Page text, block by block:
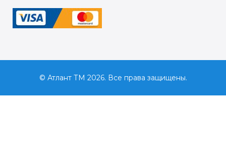
© Атлант ТМ 2026. Все права защищены.